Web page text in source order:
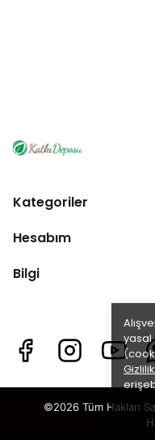
yasal
Kategoriler
Hesabım
Bilgi
©2026 Tüm Hakları